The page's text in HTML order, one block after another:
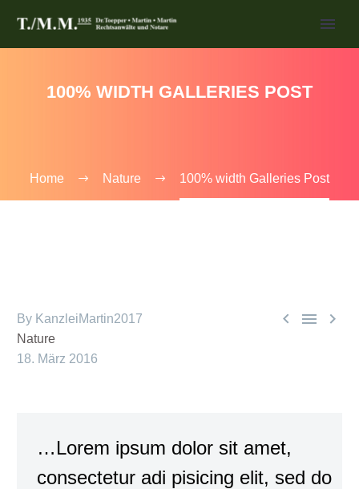
100% WIDTH GALLERIES POST
Home Nature 100% width Galleries Post
  
By KanzleiMartin2017
Nature
18. März 2016
…Lorem ipsum dolor sit amet,
consectetur adi pisicing elit, sed do